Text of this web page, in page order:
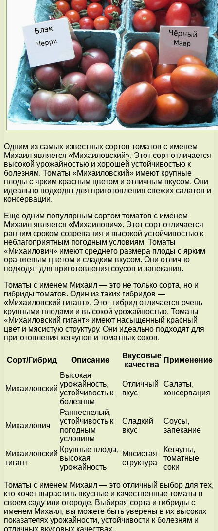
Одним из самых известных сортов томатов с именем
Михаил является «Михаиловский». Этот сорт отличается
высокой урожайностью и хорошей устойчивостью к
болезням. Томаты «Михаиловский» имеют крупные
плоды с ярким красным цветом и отличным вкусом. Они
идеально подходят для приготовления свежих салатов и
консервации.
Еще одним популярным сортом томатов с именем
Михаил является «Михаилович». Этот сорт отличается
ранним сроком созревания и высокой устойчивостью к
неблагоприятным погодным условиям. Томаты
«Михаилович» имеют среднего размера плоды с ярким
оранжевым цветом и сладким вкусом. Они отлично
подходят для приготовления соусов и запекания.
Томаты с именем Михаил — это не только сорта, но и
гибриды томатов. Один из таких гибридов —
«Михаиловский гигант». Этот гибрид отличается очень
крупными плодами и высокой урожайностью. Томаты
«Михаиловский гигант» имеют насыщенный красный
цвет и мясистую структуру. Они идеально подходят для
приготовления кетчупов и томатных соков.
Сорт/Гибрид Описание
Вкусовые
качества
Применение
Михаиловский
Высокая
урожайность,
устойчивость к
болезням
Отличный
вкус
Салаты,
консервация
Михаилович
Раннеспелый,
устойчивость к
погодным
условиям
Сладкий
вкус
Соусы,
запекание
Михаиловский
гигант
Крупные плоды,
высокая
урожайность
Мясистая
структура
Кетчупы,
томатные
соки
Томаты с именем Михаил — это отличный выбор для тех,
кто хочет вырастить вкусные и качественные томаты в
своем саду или огороде. Выбирая сорта и гибриды с
именем Михаил, вы можете быть уверены в их высоких
показателях урожайности, устойчивости к болезням и
отличных вкусовых качествах.